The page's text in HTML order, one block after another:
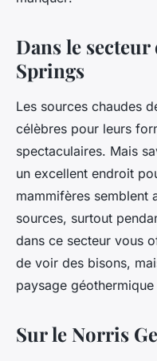
Dans le
Springs
Les sources chaudes
célèbres pour leurs
spectaculaires. Mais
un excellent endroit
mammifères semblent
sources, surtout
dans ce secteur vous
de voir des bisons,
paysage géothermique
Sur le Norris